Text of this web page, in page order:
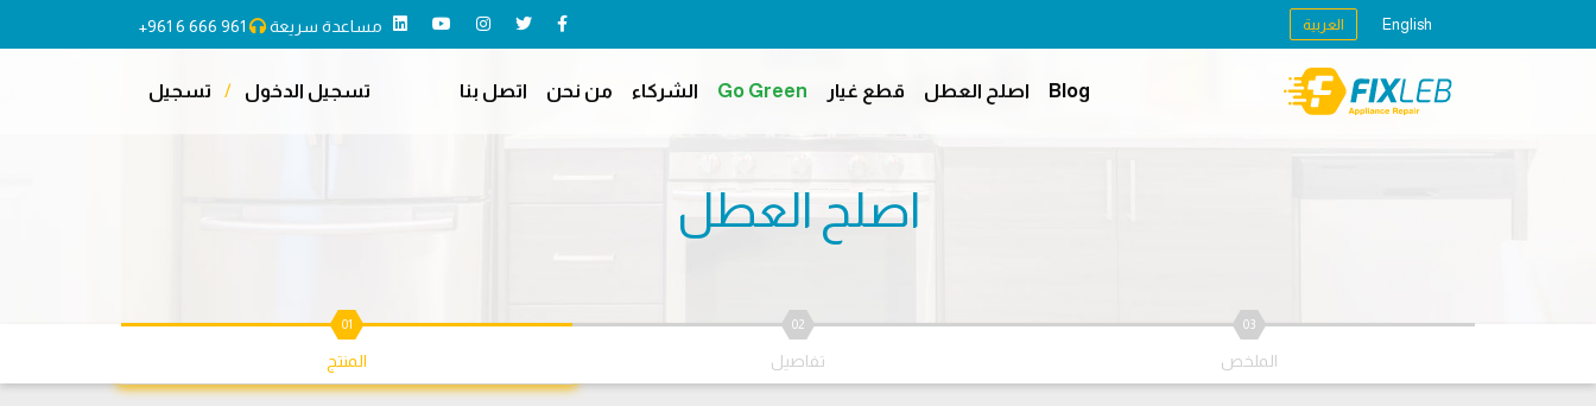
English العربية مساعدة سريعة +961 6 666 961
Blog اصلح العطل قطع غيار Go Green الشركاء من نحن اتصل بنا تسجيل الدخول / تسجيل
اصلح العطل
01
المنتج
02
تفاصيل
03
الملخص